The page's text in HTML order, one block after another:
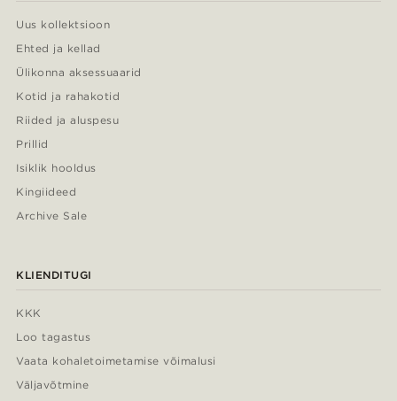
Uus kollektsioon
Ehted ja kellad
Ülikonna aksessuaarid
Kotid ja rahakotid
Riided ja aluspesu
Prillid
Isiklik hooldus
Kingiideed
Archive Sale
KLIENDITUGI
KKK
Loo tagastus
Vaata kohaletoimetamise võimalusi
Väljavõtmine